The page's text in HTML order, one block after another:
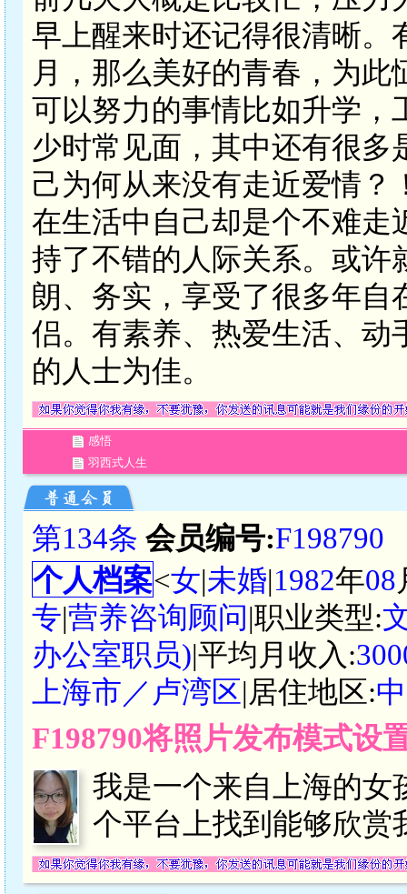
早上醒来时还记得很清晰。
月，那么美好的青春，为
可以努力的事情比如升学，
少时常见面，其中还有很
己为何从来没有走近爱情？
在生活中自己却是个不难走
持了不错的人际关系。或许
朗、务实，享受了很多年
侣。有素养、热爱生活、动
的人士为佳。
感悟
羽西式人生
第134条 会员编号:F198790
个人档案<女|未婚|1982年08
专|营养咨询顾问|职业类型:
办公室职员)|平均月收入:
上海市／卢湾区|居住地区:
F198790将照片发布模式设
我是一个来自上海的女
个平台上找到能够欣赏